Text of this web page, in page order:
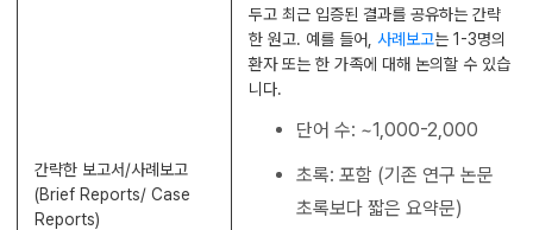
간략한 보고서/사례보고
(Brief Reports/ Case
Reports)
두고 최근 입증된 결과를 공유하는 간략
한 원고. 예를 들어, 사례보고는 1-3명의
환자 또는 한 가족에 대해 논의할 수 있습
니다.
단어 수: ~1,000-2,000
초록: 포함 (기존 연구 논문
초록보다 짧은 요약문)